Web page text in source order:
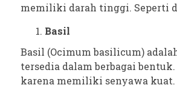
memiliki darah tinggi. Seperti
Basil
Basil (Ocimum basilicum)
tersedia dalam berbagai
karena memiliki senyawa